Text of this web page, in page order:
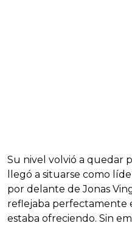
Su nivel volvió a quedar
llegó a situarse como
por delante de Jonas
reflejaba perfectamente
estaba ofreciendo. Sin